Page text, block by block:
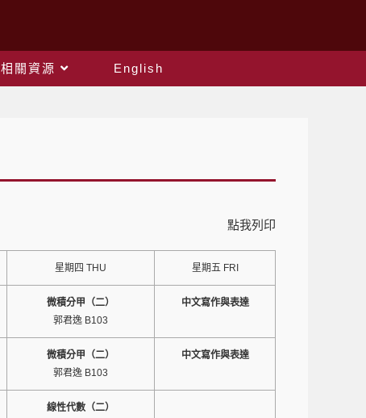
相關資源
English
點我列印
星期四 THU 星期五 FRI
微積分甲（二）
郭君逸 B103
中文寫作與表達
微積分甲（二）
郭君逸 B103
中文寫作與表達
線性代數（二）